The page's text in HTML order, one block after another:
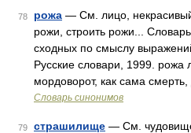
78 рожа — См. лицо, некрасивый
рожи, строить рожи...
сходных по смыслу
Русские словари, 1999. рожа
мордоворот, как сама
Словарь синонимов
79 страшилище — См.